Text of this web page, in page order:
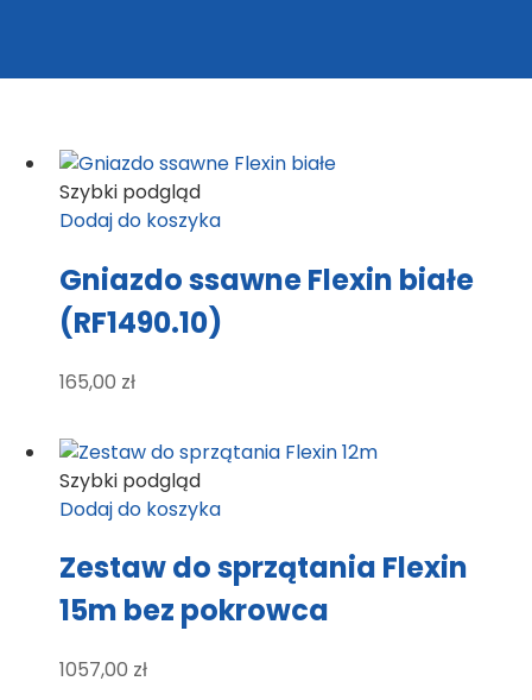
Szybki podgląd
Dodaj do koszyka
Gniazdo ssawne Flexin białe
(RF1490.10)
165,00 zł
Szybki podgląd
Dodaj do koszyka
Zestaw do sprzątania Flexin
15m bez pokrowca
1057,00 zł